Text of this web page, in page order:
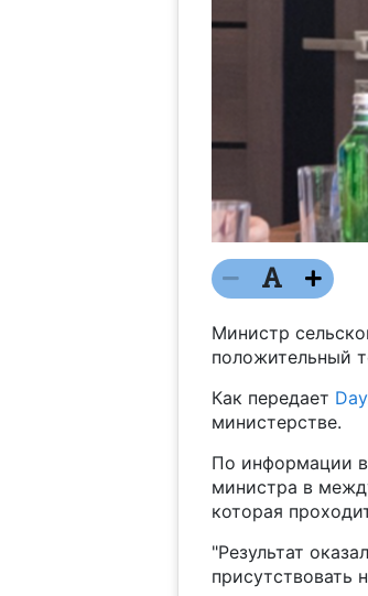
Министр
положительный
Как передает
министерстве.
По информации
министра в
которая
"Результат
присутствовать